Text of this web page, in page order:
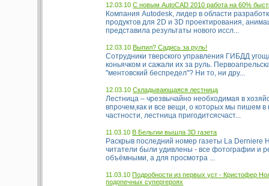
12.03.10С новым AutoCAD 2010 работа на 60%
Компания Autodesk, лидер в области
продуктов для 2D и 3D проектирования,
представила результаты нового иссл...
12.03.10Выпил? Садись за руль!
Сотрудники тверского управления ГИБДД
коньячком и сажали их за руль.
"ментовский беспредел"? Ни то, ни дру...
12.03.10Складывающаяся лестница
Лестница – чрезвычайно необходимая в
впрочем,как и все вещи, о которых мы пишем в
частности, лестница пригодитсясчаст...
11.03.10В Бельгии вышла 3D газета
Раскрыв последний номер газеты La Derniere
читатели были удивлены - все фотографии и
объёмными, а для просмотра ...
11.03.10Подробности из первых уст - Кристофер
подопечных супергероях